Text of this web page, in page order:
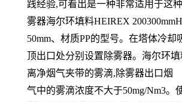
践经验,可看出是一种非常适用于这
雾器海尔环填料HEIREX
50mm、材质PP的型号。在塔体冷却
顶出口处分别设置除雾器。海尔环
离净烟气夹带的雾滴,除雾器出口烟
气中的雾滴浓度不大于50mg/Nm3。